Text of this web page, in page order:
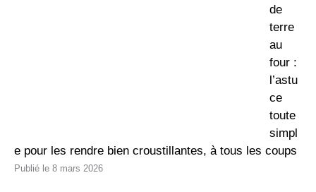
de
terre
au
four :
l’astu
ce
toute
simpl
e pour les rendre bien croustillantes, à tous les coups
8 mars 2026